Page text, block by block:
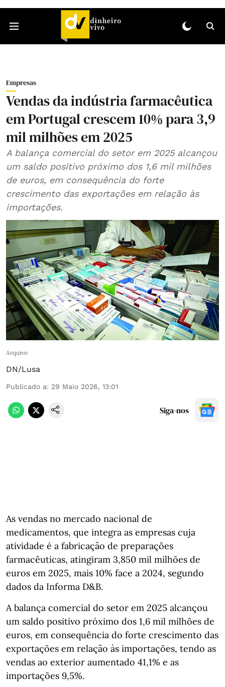
Empresas
Vendas da indústria farmacêutica
em Portugal crescem 10% para 3,9
mil milhões em 2025
A balança comercial do setor em 2025 alcançou
um saldo positivo próximo dos 1,6 mil milhões
de euros, em consequência do forte
crescimento das exportações em relação às
importações.
Arquivo
DN/Lusa
Publicado a: 29 Maio 2026, 13:01
Siga-nos
As vendas no mercado nacional de
medicamentos, que integra as empresas cuja
atividade é a fabricação de preparações
farmacêuticas, atingiram 3,850 mil milhões de
euros em 2025, mais 10% face a 2024, segundo
dados da Informa D&B.
A balança comercial do setor em 2025 alcançou
um saldo positivo próximo dos 1,6 mil milhões de
euros, em consequência do forte crescimento das
exportações em relação às importações, tendo as
vendas ao exterior aumentado 41,1% e as
importações 9,5%.